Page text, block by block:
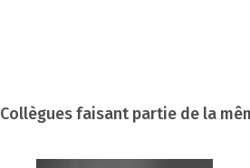
Collègues faisant partie de la